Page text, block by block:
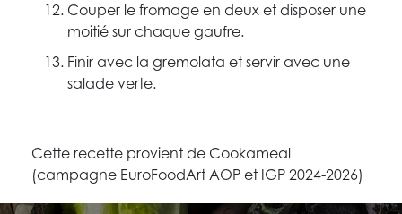
Couper le fromage en deux et disposer une
moitié sur chaque gaufre.
Finir avec la gremolata et servir avec une
salade verte.
Cette recette provient de Cookameal
(campagne EuroFoodArt AOP et IGP 2024-2026)